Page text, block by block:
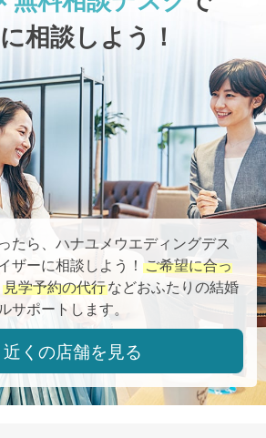
相談しよう！
たら、ハナユメウエディングデス
ザーに相談しよう！ ご希望に合っ
見学予約の代行などおふたりの結婚
サポートします。
近くの店舗を見る